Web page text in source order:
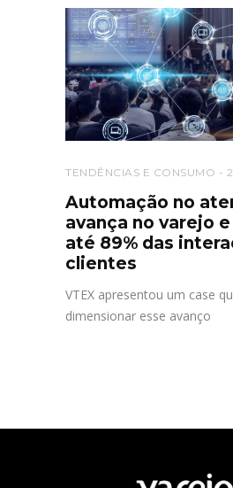
TENDÊNCIAS E CONSUMO
Automação no
avança no varejo
até 89% das
clientes
VTEX apresentou um case
dimensionar esse avanço